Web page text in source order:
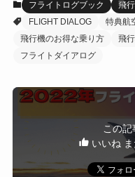
フライトログブック 飛
FLIGHT DIALOG
特典航
飛行機のお得な乗り方
飛
フライトダイアログ
この
いいね